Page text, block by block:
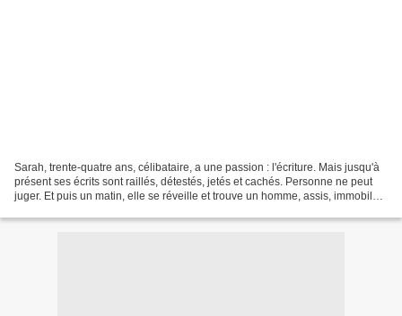
Sarah, trente-quatre ans, célibataire, a une passion : l'écriture. Mais jusqu'à
présent ses écrits sont raillés, détestés, jetés et cachés. Personne ne peut
juger. Et puis un matin, elle se réveille et trouve un homme, assis, immobile,